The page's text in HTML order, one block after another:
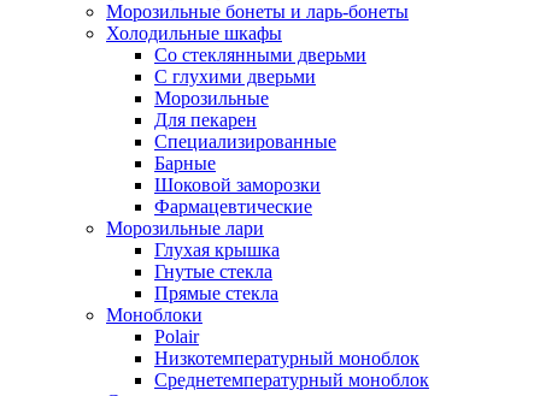
Морозильные бонеты и ларь-бонеты
Холодильные шкафы
Со стеклянными дверьми
С глухими дверьми
Морозильные
Для пекарен
Специализированные
Барные
Шоковой заморозки
Фармацевтические
Морозильные лари
Глухая крышка
Гнутые стекла
Прямые стекла
Моноблоки
Polair
Низкотемпературный моноблок
Среднетемпературный моноблок